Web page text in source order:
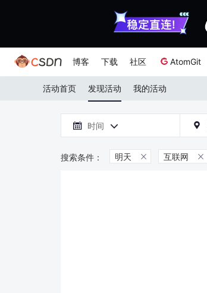
博客 下载 社区 AtomGit
活动首页 发现活动 我的活动
 时间  
明天  互联网 